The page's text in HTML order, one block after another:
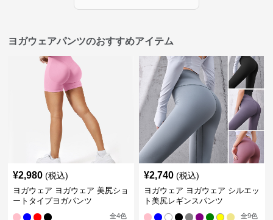
ヨガウェアパンツのおすすめアイテム
¥2,980 (税込)
ヨガウェア ヨガウェア 美尻ショ
ートタイプヨガパンツ
全4色
¥2,740 (税込)
ヨガウェア ヨガウェア シルエッ
ト美尻レギンスパンツ
全9色